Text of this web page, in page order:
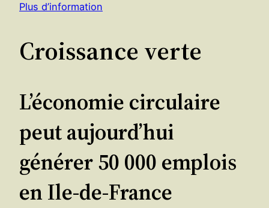
Plus d’information
Croissance verte
L’économie circulaire
peut aujourd’hui
générer 50 000 emplois
en Ile-de-France